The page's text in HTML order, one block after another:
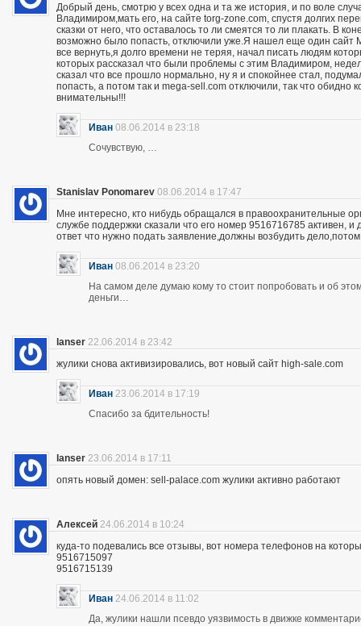
Добрый день, смотрю у всех одна и та же история, и по воле
Владимиром,мать его, на сайте torg-zone.com, спустя долгих
сказки от него, что оставалось то ли смеятся то ли плакать. В
возможно было попасть, отключили уже.Я нашел еще один
все вернуть,я долго времени не теряя, начал писать людям
которых рассказал что были проблемы с этим Владимиром,
сказал что все прошло нормально, ну я и спокойнее стал,
попасть, а потом так и mega-sell.com отключили, так что обидно
внимательны!!!
Иван 08.06.2014 в 23:18
Сочувствую, …
Stanislav Ponomarev 08.06.2014 в 17:47
Мне интересно, кто нибудь обращался в правоохранительные
службе поддержки сказали что его номер 9516716785 активен,
ответ что нужно подать заявление,должны возбудить
Иван 08.06.2014 в 23:20
На самом деле думаю кому то стоит попробовать и об
деньги…
lanser 22.06.2014 в 23:42
жулики снова активизировались, вот новый сайт high-sale.com
Иван 23.06.2014 в 17:19
Спасибо за бдительность!
lanser 23.06.2014 в 17:11
опять новый домен: sell-palace.com жулики активно работают
Алексей 24.06.2014 в 10:24
куда-то подевались все отзывы, вот номера телефонов на
9516715097
9516715139
Иван 24.06.2014 в 11:02
Да, жулики нашли псевдо уязвимость в движке